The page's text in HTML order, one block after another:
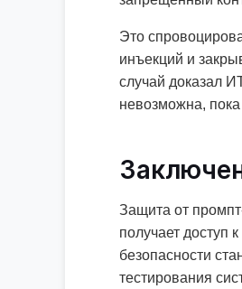
Это
инъекций и
случай доказал
невозможна,
Защита от
получает доступ
безопасности
тестирования